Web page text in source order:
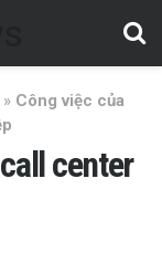
» Công việc của
center